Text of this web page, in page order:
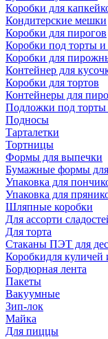
Коробки для
Кондитерские мешки
Коробки для пирогов
Коробки под торты
Коробки для
Контейнер для
Коробки для тортов
Контейнеры для
Подложки под
Подносы
Тарталетки
Тортницы
Формы для выпечки
Бумажные формы
Упаковка для
Упаковка для
Шляпные коробки
Для ассорти
Для торта
Стаканы ПЭТ для
Коробкидля
Бордюрная лента
Пакеты
Вакуумные
Зип-лок
Майка
Для пиццы